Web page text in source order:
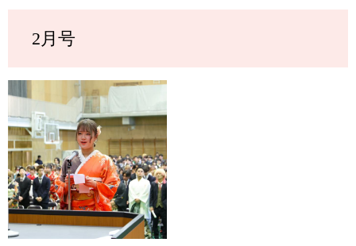
2月号